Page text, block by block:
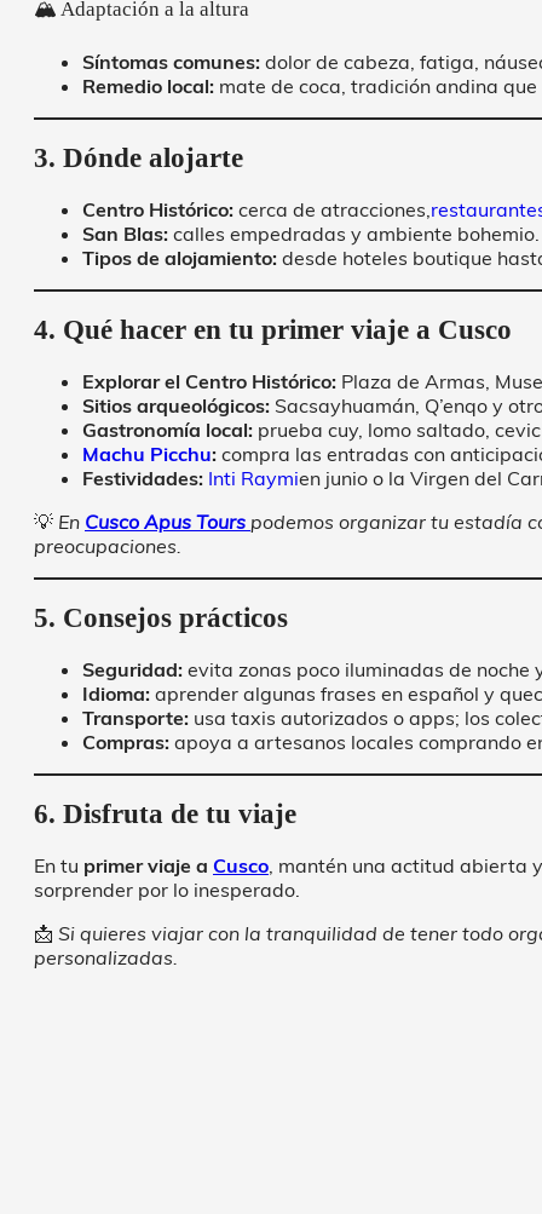
🏔 Adaptación a la altura
Síntomas comunes: dolor de cabeza, fatiga,
Remedio local: mate de coca, tradición andina
3. Dónde alojarte
Centro Histórico: cerca de atracciones,
San Blas: calles empedradas y ambiente bohemio.
Tipos de alojamiento: desde hoteles boutique
4. Qué hacer en tu primer viaje a Cusco
Explorar el Centro Histórico: Plaza de Armas,
Sitios arqueológicos: Sacsayhuamán, Q’enqo y
Gastronomía local: prueba cuy, lomo saltado,
Machu Picchu: compra las entradas con
Festividades: Inti Raymien junio o la Virgen del
💡 En Cusco Apus Tours podemos organizar tu estadía
preocupaciones.
5. Consejos prácticos
Seguridad: evita zonas poco iluminadas de
Idioma: aprender algunas frases en español y
Transporte: usa taxis autorizados o apps; los
Compras: apoya a artesanos locales comprando
6. Disfruta de tu viaje
En tu primer viaje a Cusco, mantén una actitud abierta
sorprender por lo inesperado.
📩 Si quieres viajar con la tranquilidad de tener todo
personalizadas.